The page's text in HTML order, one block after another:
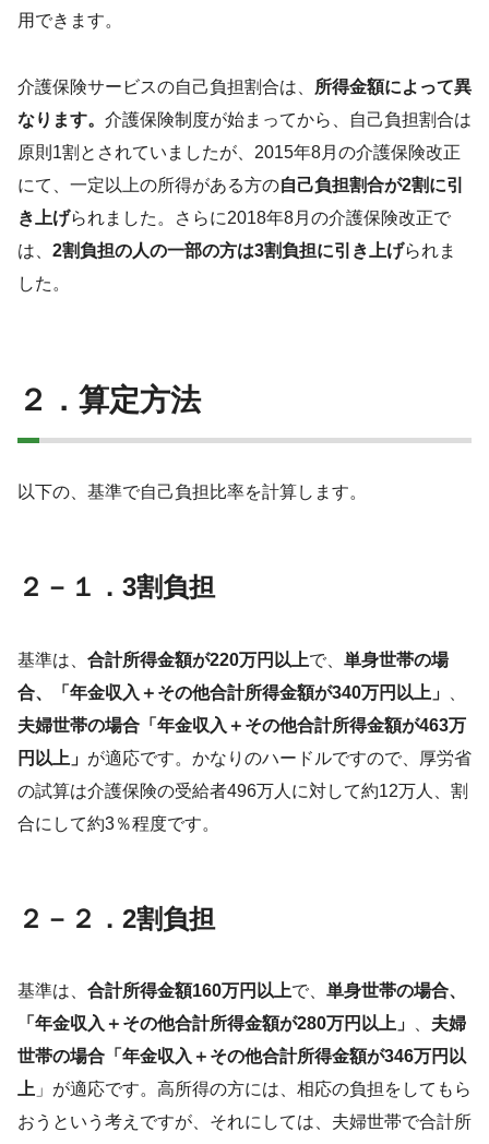
用できます。
介護保険サービスの自己負担割合は、
所得金額によって異
なります。 介護保険制度が始まってから、自己負担割合は
原則1割とされていましたが、2015年8月の介護保険改正
にて、一定以上の所得がある方の自己負担割合が2割に引
き上げられました。さらに2018年8月の介護保険改正で
は、 2割負担の人の一部の方は3割負担に引き上げられま
した。
２．算定方法
以下の、基準で自己負担比率を計算します。
２－１．3割負担
基準は、 合計所得金額が220万円以上で、 単身世帯の場
合、「年金収入＋その他合計所得金額が340万円以上」
夫婦世帯の場合「年金収入＋その他合計所得金額が463万
円以上」 が適応です。かなりのハードルですので、厚労省
の試算は介護保険の受給者496万人に対して約12万人、割
合にして約3％程度です。
２－２．2割負担
基準は、 合計所得金額160万円以上で、 単身世帯の場合、
「年金収入＋その他合計所得金額が280万円以上」
夫婦
世帯の場合「年金収入＋その他合計所得金額が346万円以
上 」が適応です。高所得の方には、相応の負担をしてもら
おうという考えですが、それにしては、夫婦世帯で合計所